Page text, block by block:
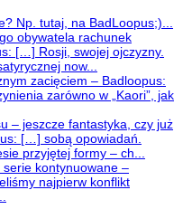
Np. tutaj, na BadLoopus;)...
obywatela rachunek
[…] Rosji, swojej ojczyzny.
now...
zacięciem – Badloopus:
zarówno w „Kaori”, jak
– jeszcze fantastyka, czy już
[…] sobą opowiadań.
przyjętej formy – ch...
kontynuowane –
najpierw konflikt